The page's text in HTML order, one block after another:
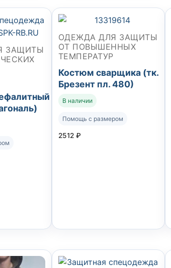
ЗАЩИТЫ
ОДЕЖДА ДЛЯ ЗАЩИТЫ
ОТ ПОВЫШЕННЫХ
ТЕМПЕРАТУР
Костюм сварщика (тк.
Брезент пл. 480)
В наличии
Помощь с размером
2512 ₽